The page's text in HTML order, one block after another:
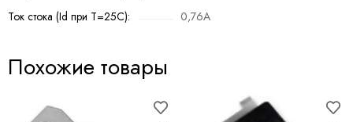
Ток стока (Id при T=25C):
0,76A
Похожие товары